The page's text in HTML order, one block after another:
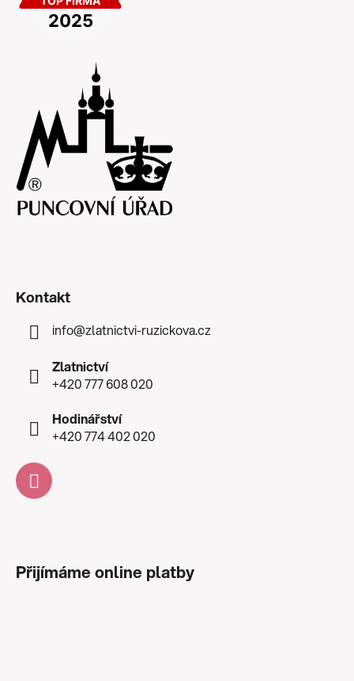
Kontakt
info@zlatnictvi-ruzickova.cz
Zlatnictví
+420 777 608 020
Hodinářství
+420 774 402 020
Přijímáme online platby